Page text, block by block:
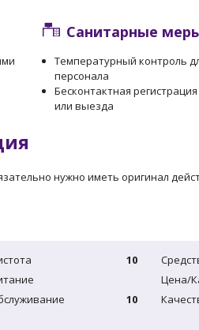
Санитарные
Температурный контроль
персонала
Бесконтактная
или выезда
нужно иметь оригинал
10
10
Цена/